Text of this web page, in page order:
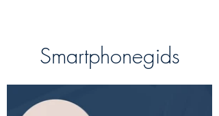
Smartphonegids